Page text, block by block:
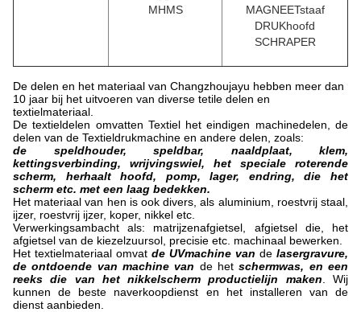
MHMS
MAGNEETstaaf
DRUKhoofd
SCHRAPER
De delen en het materiaal van Changzhoujayu hebben meer dan
10 jaar bij het uitvoeren van diverse tetile delen en
textielmateriaal.
De textieldelen omvatten Textiel het eindigen machinedelen, de
delen van de Textieldrukmachine en andere delen, zoals:
de speldhouder, speldbar, naaldplaat, klem,
kettingsverbinding, wrijvingswiel, het speciale roterende
scherm, herhaalt hoofd, pomp, lager, endring, die het
scherm etc. met een laag bedekken.
Het materiaal van hen is ook divers, als aluminium, roestvrij staal,
ijzer, roestvrij ijzer, koper, nikkel etc.
Verwerkingsambacht als: matrijzenafgietsel, afgietsel die, het
afgietsel van de kiezelzuursol, precisie etc. machinaal bewerken.
Het textielmateriaal omvat de UVmachine van de lasergravure,
de ontdoende van machine van de hetschermwas, en een
reeks die van het nikkelscherm productielijn maken . Wij
kunnen de beste naverkoopdienst en het installeren van de
dienst aanbieden.